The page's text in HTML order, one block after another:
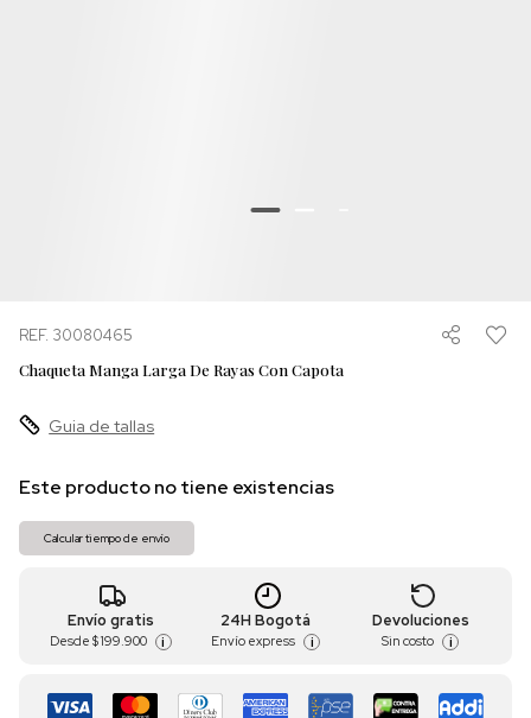
REF. 30080465
Chaqueta Manga Larga De Rayas Con Capota
Guia de tallas
Este producto no tiene existencias
Calcular tiempo de envío
Envío gratis
Desde $ 199.900 i
24H Bogotá
Envío express i
Devoluciones
Sin costo i